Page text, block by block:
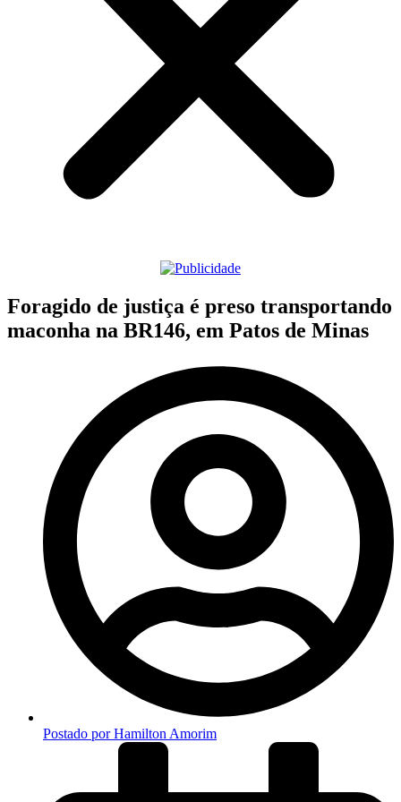
Foragido de justiça é preso transportando
maconha na BR146, em Patos de Minas
Postado porHamilton Amorim